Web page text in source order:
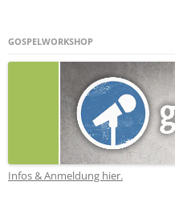
GOSPELWORKSHOP
Infos & Anmeldung hier.